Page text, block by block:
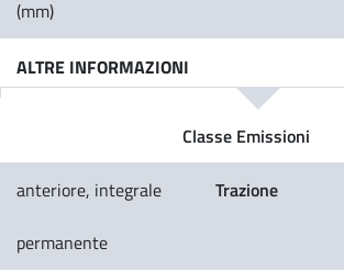
(mm)
ALTRE INFORMAZIONI
Classe Emissioni
anteriore, integrale
permanente
Trazione